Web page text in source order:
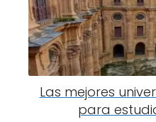
Las mejores
para